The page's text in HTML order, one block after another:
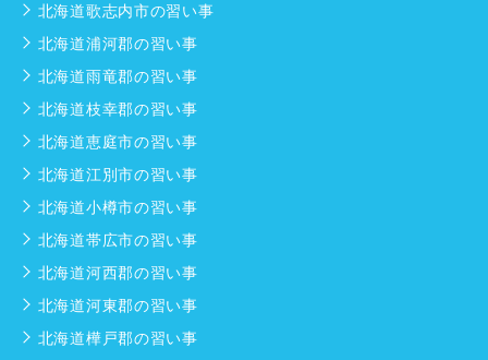
北海道歌志内市の習い事
北海道浦河郡の習い事
北海道雨竜郡の習い事
北海道枝幸郡の習い事
北海道恵庭市の習い事
北海道江別市の習い事
北海道小樽市の習い事
北海道帯広市の習い事
北海道河西郡の習い事
北海道河東郡の習い事
北海道樺戸郡の習い事